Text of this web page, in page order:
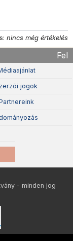
nincs még értékelés
Fel
jogok
- minden jog